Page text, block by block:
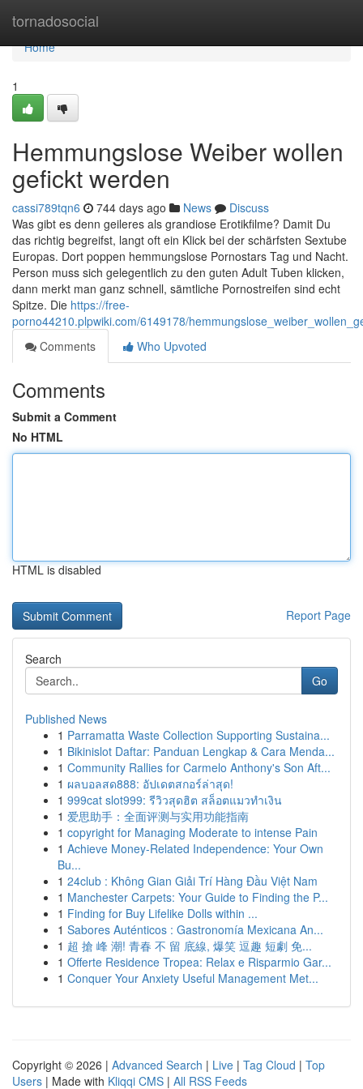
tornadosocial
Home
Home
1
Hemmungslose Weiber wollen
gefickt werden
cassi789tqn6 744 days ago News
Discuss
Was gibt es denn geileres als grandiose Erotikfilme? Damit Du
das richtig begreifst, langt oft ein Klick bei der schärfsten Sextube
Europas. Dort poppen hemmungslose Pornostars Tag und Nacht.
Person muss sich gelegentlich zu den guten Adult Tuben klicken,
dann merkt man ganz schnell, sämtliche Pornostreifen sind echt
Spitze. Die https://free-
porno44210.plpwiki.com/6149178/
Comments
Who Upvoted
Comments
Submit a Comment
No HTML
HTML is disabled
Report Page
Search
Go
Published News
1 Parramatta Waste Collection Supporting Sustaina...
1 Bikinislot Daftar: Panduan Lengkap & Cara Menda...
1 Community Rallies for Carmelo Anthony's Son Aft...
1 ผลบอลสด888: อัปเดตสกอร์ล่าสุด!
1 999cat slot999: รีวิวสุดฮิต สล็อตแมวทำเงิน
1 爱思助手：全面评测与实用功能指南
1 copyright for Managing Moderate to intense Pain
1 Achieve Money-Related Independence: Your Own
Bu...
1 24club : Không Gian Giải Trí Hàng Đầu Việt Nam
1 Manchester Carpets: Your Guide to Finding the P...
1 Finding for Buy Lifelike Dolls within ...
1 Sabores Auténticos : Gastronomía Mexicana An...
1 超 搶 峰 潮! 青春 不 留 底線, 爆笑 逗趣 短劇 免...
1 Offerte Residence Tropea: Relax e Risparmio Gar...
1 Conquer Your Anxiety Useful Management Met...
Copyright © 2026 | Advanced Search | Live | Tag Cloud | Top
Users | Made with Kliqqi CMS | All RSS Feeds